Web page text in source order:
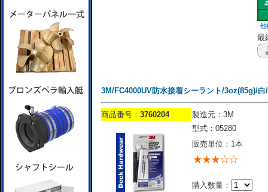
最
3M/FC4000UV防水接着シーラント/3oz(85g)/白
商品番号： 3760204
製造元：3M
型式：05280
販売単位：1本
購入数量：